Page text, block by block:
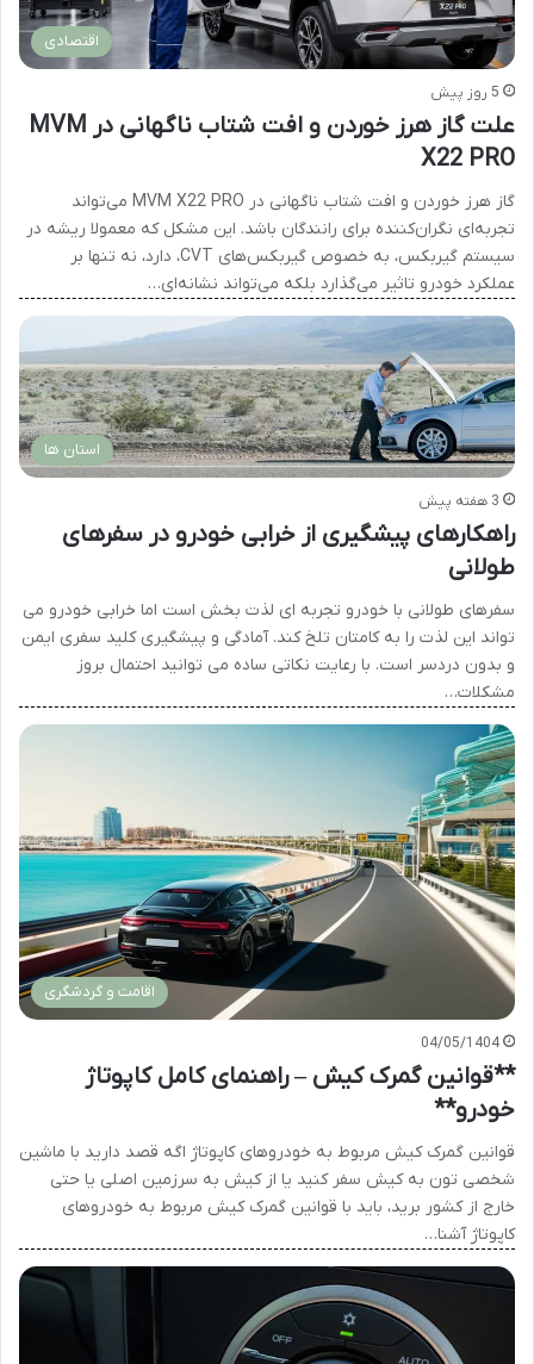
اقتصادی
5 روز پیش
علت گاز هرز خوردن و افت شتاب ناگهانی در MVM
X22 PRO
گاز هرز خوردن و افت شتاب ناگهانی در MVM X22 PRO می‌تواند
تجربه‌ای نگران‌کننده برای رانندگان باشد. این مشکل که معمولا ریشه در
سیستم گیربکس، به خصوص گیربکس‌های CVT، دارد، نه تنها بر
عملکرد خودرو تاثیر می‌گذارد بلکه می‌تواند نشانه‌ای…
استان ها
3 هفته پیش
راهکارهای پیشگیری از خرابی خودرو در سفرهای
طولانی
سفرهای طولانی با خودرو تجربه ای لذت بخش است اما خرابی خودرو می
تواند این لذت را به کامتان تلخ کند. آمادگی و پیشگیری کلید سفری ایمن
و بدون دردسر است. با رعایت نکاتی ساده می توانید احتمال بروز
مشکلات…
اقامت و گردشگری
04/05/1404
**قوانین گمرک کیش – راهنمای کامل کاپوتاژ
خودرو**
قوانین گمرک کیش مربوط به خودروهای کاپوتاژ اگه قصد دارید با ماشین
شخصی تون به کیش سفر کنید یا از کیش به سرزمین اصلی یا حتی
خارج از کشور برید، باید با قوانین گمرک کیش مربوط به خودروهای
کاپوتاژ آشنا…